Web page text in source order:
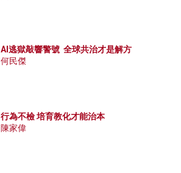
AI逃獄敲響警號 全球共治才是解方
何民傑
行為不檢 培育教化才能治本
陳家偉